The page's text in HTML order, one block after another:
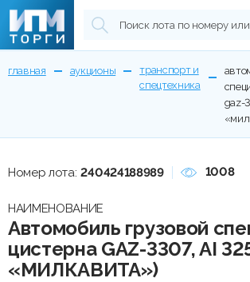
главная аукционы
транспорт и
спецтехника
gaz-
Номер лота: 240424188989 1008
НАИМЕНОВАНИЕ
Автомобиль грузовой
цистерна GAZ-3307, AI
«МИЛКАВИТА»)